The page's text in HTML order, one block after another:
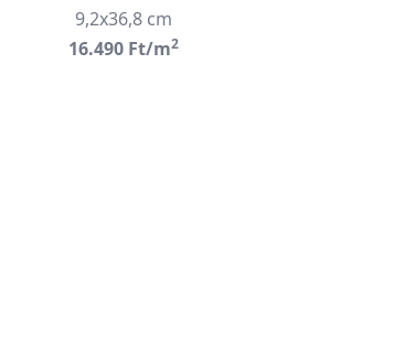
9,2x36,8 cm
16.490 Ft/m2